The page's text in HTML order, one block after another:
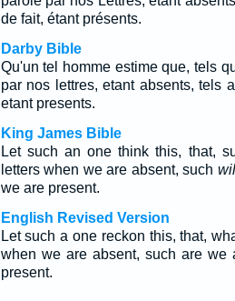
de fait, étant présents.
Darby Bible
Qu'un tel homme estime que, tels
par nos lettres, etant absents, tels
etant presents.
King James Bible
Let such an one think this, that,
letters when we are absent, such
we are present.
English Revised Version
Let such a one reckon this, that,
when we are absent, such are
present.